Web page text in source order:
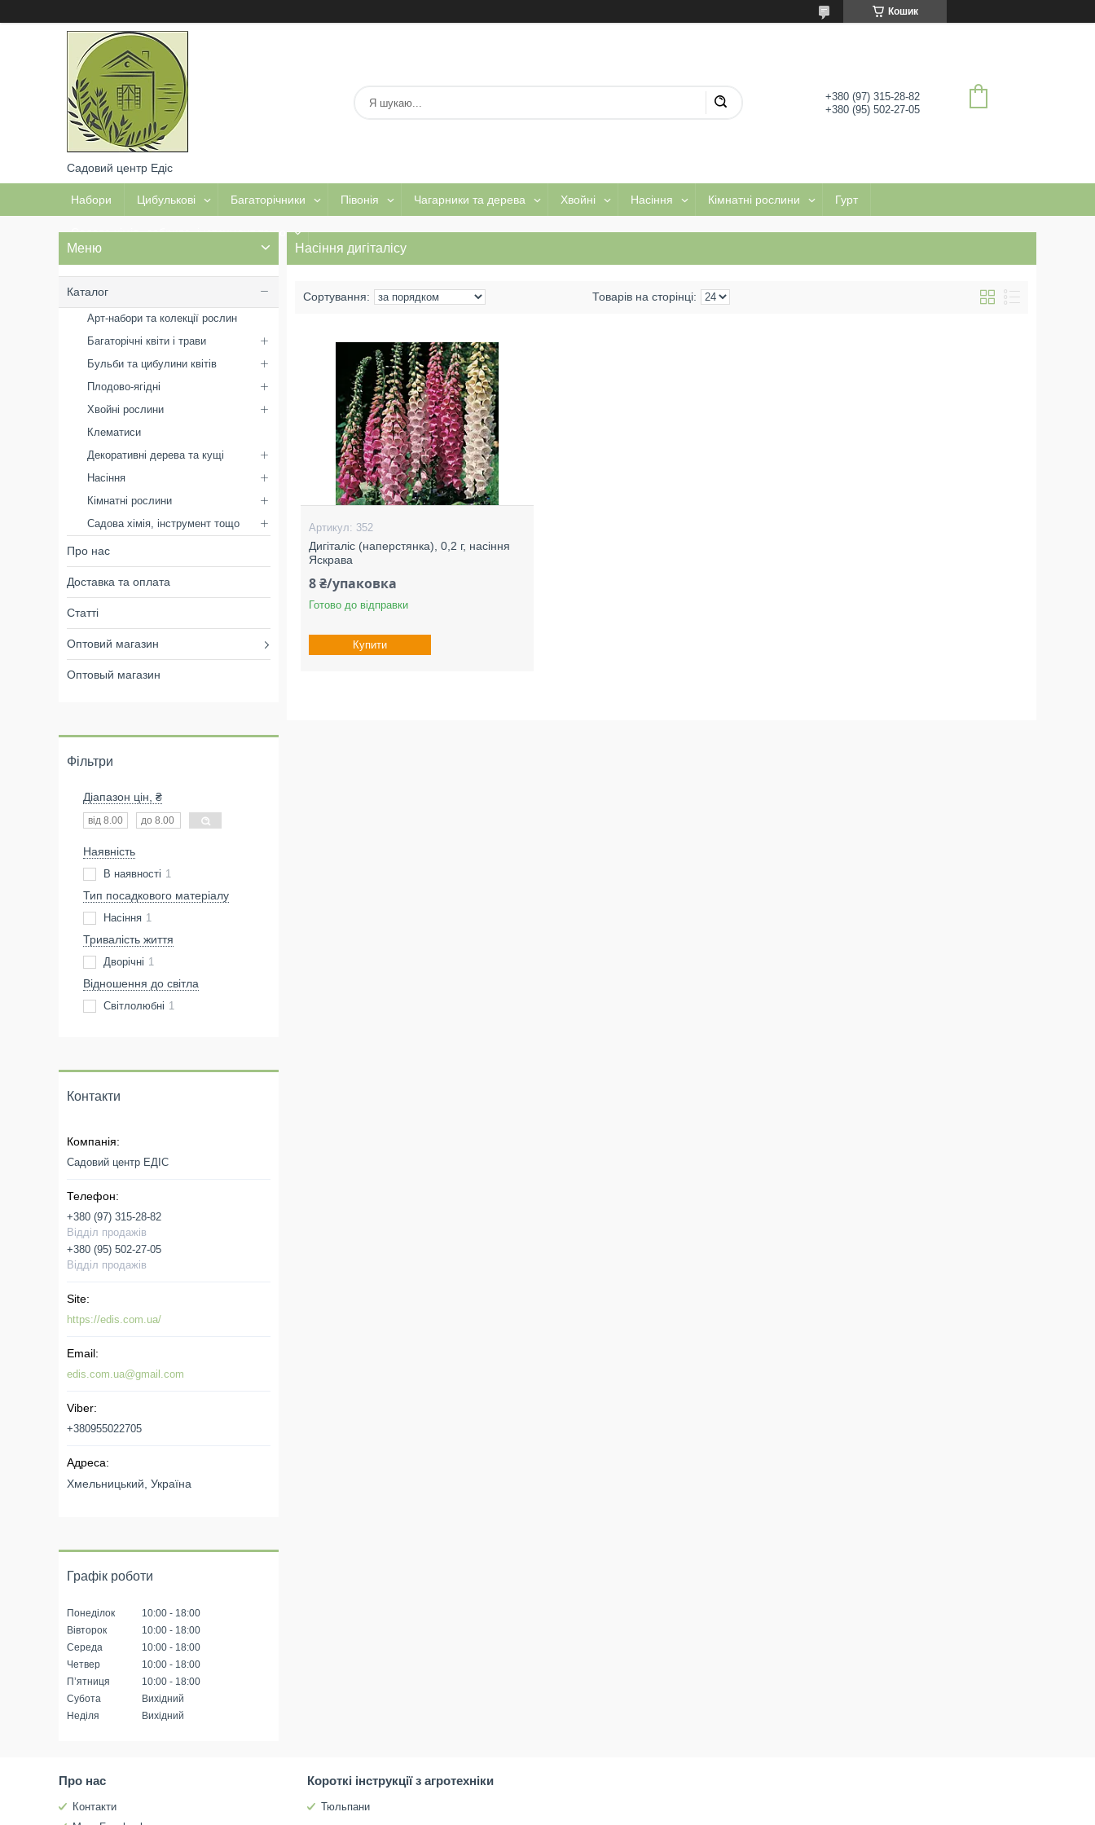
Кошик
Садовий центр Едіс
+380 (97) 315-28-82
+380 (95) 502-27-05
Набори Цибулькові Багаторічники Півонія Чагарники та дерева Хвойні Насіння Кімнатні рослини Гурт
Садова хімія, добрива, інструмент тощо
Насіння дигіталісу
352
Дигіталіс (наперстянка), 0,2 г, насіння
Яскрава
8 ₴/упаковка
Готово до відправки
Купити
Каталог
Арт-набори та колекції рослин
Багаторічні квіти і трави
Бульби та цибулини квітів
Плодово-ягідні
Хвойні рослини
Клематиси
Декоративні дерева та кущі
Насіння
Кімнатні рослини
Садова хімія, інструмент тощо
Про нас
Доставка та оплата
Статті
Оптовий магазин
Оптовый магазин
Фільтри
Діапазон цін, ₴
Наявність
В наявності 1
Тип посадкового матеріалу
Насіння 1
Тривалість життя
Дворічні 1
Відношення до світла
Світлолюбні 1
Контакти
Садовий центр ЕДІС
+380 (97) 315-28-82
Відділ продажів
+380 (95) 502-27-05
Відділ продажів
https://edis.com.ua/
edis.com.ua@gmail.com
+380955022705
Хмельницький, Україна
Графік роботи
Понеділок 10:00
18:00
Вівторок
10:00
18:00
Середа
10:00
18:00
Четвер
10:00
18:00
Пʼятниця
10:00
18:00
Субота
Вихідний
Неділя
Вихідний
Про нас
Контакти
Короткі інструкції з агротехніки
Тюльпани